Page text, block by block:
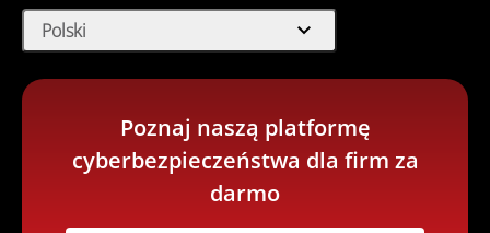
Polski expand_more
Poznaj naszą platformę
cyberbezpieczeństwa dla firm za
darmo